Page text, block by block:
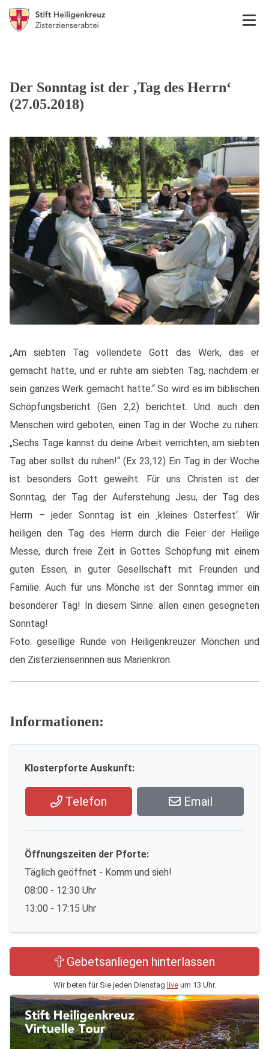
Der Sonntag ist der ‚Tag des Herrn‘
(27.05.2018)
„Am siebten Tag vollendete Gott das Werk, das er
gemacht hatte, und er ruhteam siebten Tag, nachdem er
sein ganzes Werk gemacht hatte.“ So wird es im biblischen
Schöpfungsbericht (Gen 2,2) berichtet. Und auch den
Menschen wird geboten, einen Tag in der Woche zu ruhen:
„Sechs Tage kannst du deine Arbeit verrichten, am siebten
Tag aber sollst du ruhen!“ (Ex 23,12) Ein Tag in der Woche
ist besonders Gott geweiht. Für uns Christen ist der
Sonntag, der Tag der Auferstehung Jesu, der Tag des
Herrn – jeder Sonntag ist ein ‚kleines Osterfest‘. Wir
heiligen den Tag des Herrn durch die Feier der Heilige
Messe, durch freie Zeit in Gottes Schöpfung mit einem
guten Essen, in guter Gesellschaft mit Freunden und
Familie. Auch für uns Mönche ist der Sonntag immer ein
besonderer Tag! In diesem Sinne: allen einen gesegneten
Sonntag!
Foto: gesellige Runde von Heiligenkreuzer Mönchen und
den Zisterzienserinnen aus Marienkron.
Informationen:
Klosterpforte Auskunft:
Telefon Email
Öffnungszeiten der Pforte:
Täglich geöffnet - Komm und sieh!
08:00 - 12:30 Uhr
13:00 - 17:15 Uhr
Gebetsanliegen hinterlassen
Wir beten für Sie jeden Dienstag liveum 13 Uhr.